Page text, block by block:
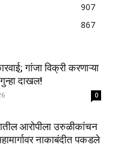
907
867
गांजा विक्री करणाऱ्या
दाखल!
0
आरोपीला उरुळीकांचन
नाकाबंदीत पकडले